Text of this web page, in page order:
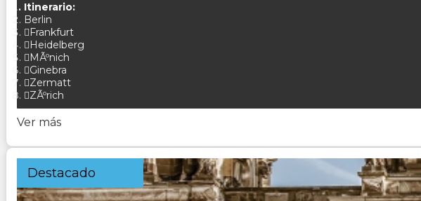
Itinerario:
Berlin
Frankfurt
Heidelberg
MÃºnich
Ginebra
Zermatt
ZÃºrich
Ver más
Destacado